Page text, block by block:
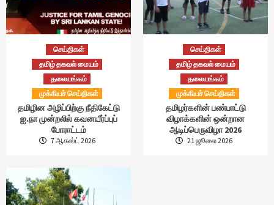
செய்திகள்
தமிழ் தகவல் மையம்
தலையங்கம்
முக்கியச் செய்திகள்
தமிழின அழிப்பிற்கு நீதிகேட்டு
ஐ.நா முன்றலில் கவனயீர்ப்புப்
போராட்டம்
7 ஆகஸ்ட் 2026
செய்திகள்
தமிழ் தகவல் மையம்
தலையங்கம்
முக்கியச் செய்திகள்
தமிழர்களின் பண்பாட்டு
விழாக்களின் ஒன்றான
ஆடிப்பெருவிழா 2026
21 ஜூலை 2026